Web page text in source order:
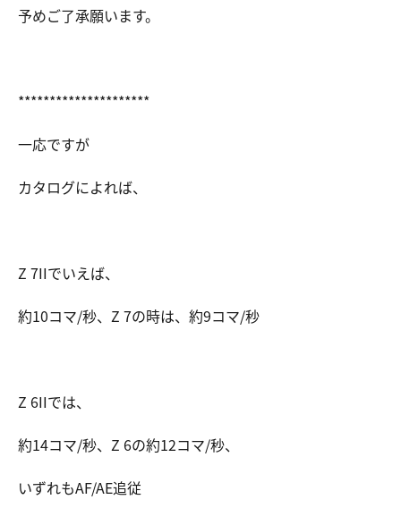
予めご了承願います。
*********************
一応ですが
カタログによれば、
Z 7IIでいえば、
約10コマ/秒、Z 7の時は、約9コマ/秒
Z 6IIでは、
約14コマ/秒、Z 6の約12コマ/秒、
いずれもAF/AE追従